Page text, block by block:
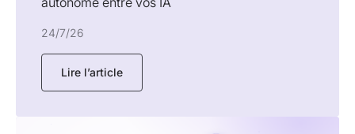
24/7/26
Lire l’article